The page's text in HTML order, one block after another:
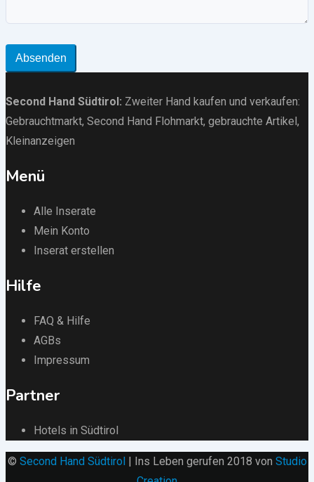
Absenden
Second Hand Südtirol : Zweiter Hand kaufen und verkaufen:
Gebrauchtmarkt, Second Hand Flohmarkt, gebrauchte Artikel ,
Kleinanzeigen
Menü
Alle Inserate
Mein Konto
Inserat erstellen
Hilfe
FAQ & Hilfe
AGBs
Impressum
Partner
Hotels in Südtirol
© Second Hand Südtirol | Ins Leben gerufen 2018 von Studio